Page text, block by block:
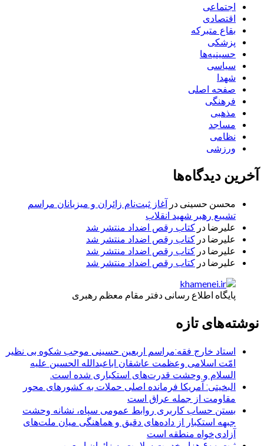
اجتماعی
اقتصادی
بقاع متبرکه
پزشکی
حسینیه‌ها
سیاسی
شهدا
صفحه اصلی
فرهنگی
مذهبی
مساجد
نظامی
ورزشی
آخرین دیدگاه‌ها
محسن حسینی در
آغاز ثبت‌نام زائران و میزبانان مراسم
تشییع رهبر شهید انقلاب
علیرضا در کتاب رقص اضداد منتشر شد
علیرضا در کتاب رقص اضداد منتشر شد
علیرضا در کتاب رقص اضداد منتشر شد
علیرضا در کتاب رقص اضداد منتشر شد
پایگاه اطلاع رسانی دفتر مقام معظم رهبری
نوشته‌های تازه
استاد خارج فقه:مراسم اربعین حسینی موجب شکوه بی نظیر
امّت اسلامی وعظمت عاشقان اباعبدالله الحسین علیه
السلام و وحشت قدرت‌های استکباری شده است.
البخیتی: آمریکا فرمانده اصلی حملات به کشورهای محور
مقاومت از جمله عراق است
بستن حساب کاربری روابط عمومی سپاه، نشانه‌ وحشت
جبهه استکبار از داده‌های دقیق و هماهنگی میان ملت‌های
آزادی‌خواه منطقه است